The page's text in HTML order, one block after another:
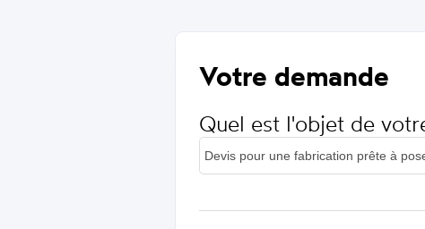
Votre demande
Quel est l'objet de